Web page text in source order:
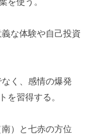
な体験や自己投資
く、感情の爆発
を習得する。
）と七赤の方位